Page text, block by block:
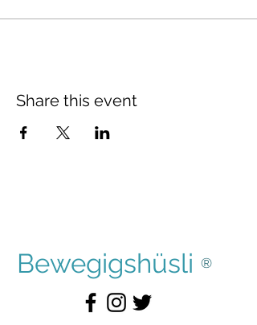
Share this event
Bewegigshüsli ®